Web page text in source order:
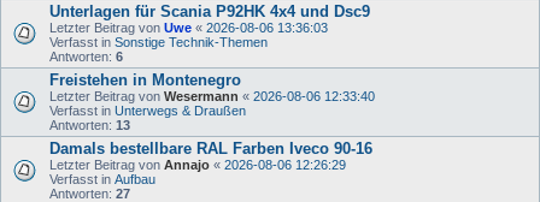
Unterlagen für Scania P92HK 4x4 und Dsc9
Letzter Beitrag von Uwe « 2026-08-06 13:36:03
Verfasst in Sonstige Technik-Themen
Antworten: 6
Freistehen in Montenegro
Letzter Beitrag von Wesermann « 2026-08-06 12:33:40
Verfasst in Unterwegs & Draußen
Antworten: 13
Damals bestellbare RAL Farben Iveco 90-16
Letzter Beitrag von Annajo « 2026-08-06 12:26:29
Verfasst in Aufbau
Antworten: 27